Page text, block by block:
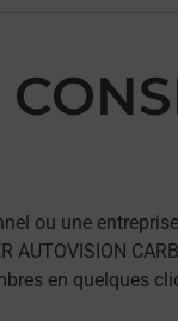
ou une
AUTOVISION
en quelques